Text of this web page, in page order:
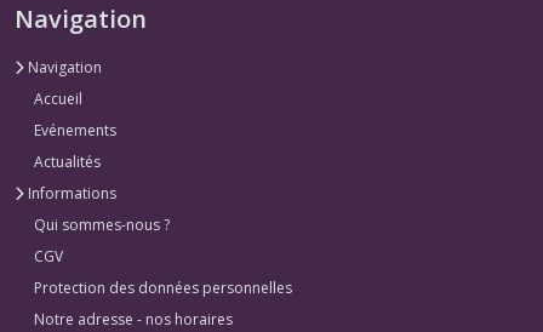
Navigation
Navigation
Accueil
Evénements
Actualités
Informations
Qui sommes-nous ?
CGV
Protection des données personnelles
Notre adresse - nos horaires